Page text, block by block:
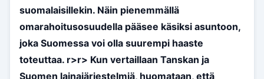
suomalaisillekin. Näin pienemmällä
omarahoitusosuudella pääsee käsiksi asuntoon,
joka Suomessa voi olla suurempi haaste
toteuttaa. r>r> Kun vertaillaan Tanskan ja
Suomen lainajärjestelmiä, huomataan, että